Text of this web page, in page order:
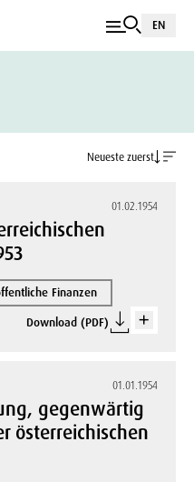
EN
Neueste zuerst
01.02.1954
Finanzen
Download (PDF)
01.01.1954
gegenwärtig
österreichischen